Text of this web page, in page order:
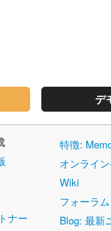
デ
ナー
特徴:
オンライ
Wiki
フォーラム
Blog: 最新